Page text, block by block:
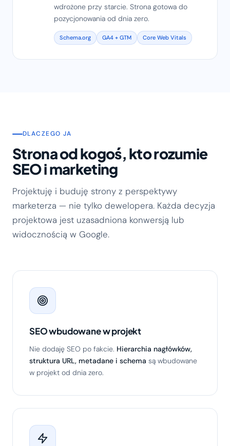
wdrożone przy starcie. Strona gotowa do
pozycjonowania od dnia zero.
Schema.org GA4 + GTM Core Web Vitals
DLACZEGO JA
Strona od kogoś, kto rozumie
SEO i marketing
Projektuję i buduję strony z perspektywy
marketerza — nie tylko dewelopera. Każda decyzja
projektowa jest uzasadniona konwersją lub
widocznością w Google.
SEO wbudowane w projekt
Nie dodaję SEO po fakcie. Hierarchia nagłówków,
struktura URL, metadane i schema są wbudowane
w projekt od dnia zero.